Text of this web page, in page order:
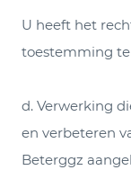
U heeft het
toestemming
d. Verwerking
en verbeteren
Beterggz